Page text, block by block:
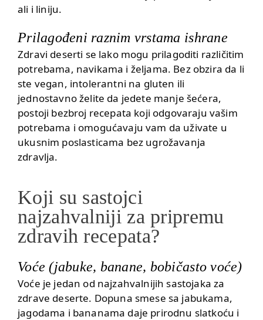
ali i liniju.
Prilagođeni raznim vrstama ishrane
Zdravi deserti se lako mogu prilagoditi različitim
potrebama, navikama i željama. Bez obzira da li
ste vegan, intolerantni na gluten ili
jednostavno želite da jedete manje šećera,
postoji bezbroj recepata koji odgovaraju vašim
potrebama i omogućavaju vam da uživate u
ukusnim poslasticama bez ugrožavanja
zdravlja.
Koji su sastojci
najzahvalniji za pripremu
zdravih recepata?
Voće (jabuke, banane, bobičasto voće)
Voće je jedan od najzahvalnijih sastojaka za
zdrave deserte. Dopuna smese sa jabukama,
jagodama i bananama daje prirodnu slatkoću i